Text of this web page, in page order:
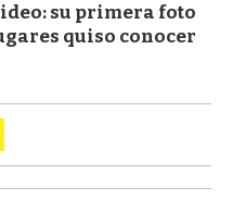
su primera foto
quiso conocer